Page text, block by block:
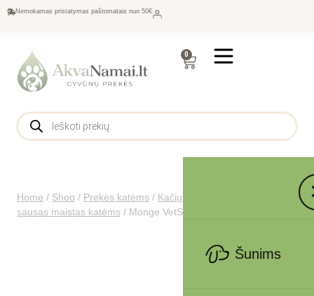
Nemokamas pristatymas paštomatais nuo 50€
0
Šunims
Home / Shop / Prekės katėms / Kačių maistas
sausas maistas katėms / Monge VetSolution Cat Hepatic 400g